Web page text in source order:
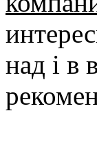
над i в